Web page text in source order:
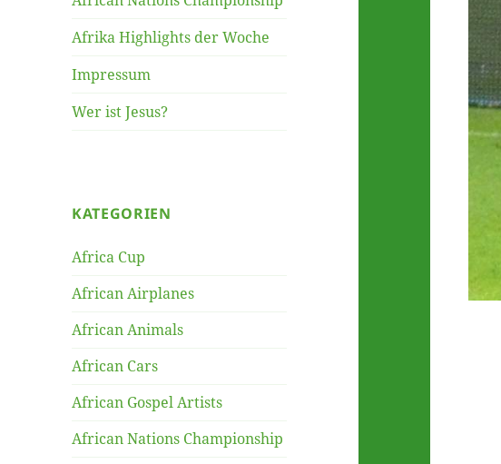
Afrika Highlights der Woche
Impressum
Wer ist Jesus?
KATEGORIEN
Africa Cup
African Airplanes
African Animals
African Cars
African Gospel Artists
African Nations Championship